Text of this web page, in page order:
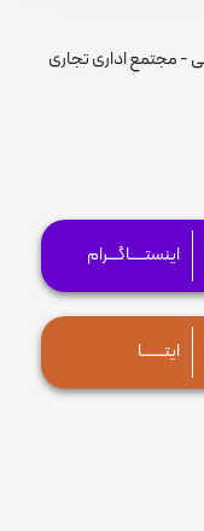
- مجتمع اداری تجاری
اینستــــاگـــرام
ایتــــــا